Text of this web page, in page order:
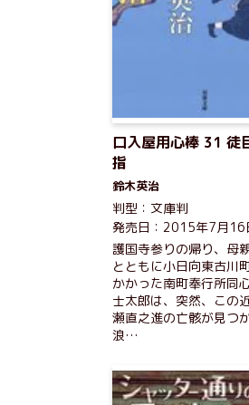
口入屋用心棒 31 徒
指
鈴木英治
判型：文庫判
発売日：2015年7月16
護国寺参りの帰り、母
とともに小日向東古川
かかった南町奉行所同
士太郎は、突然、この
瀬直之進の亡骸が見つ
浪…